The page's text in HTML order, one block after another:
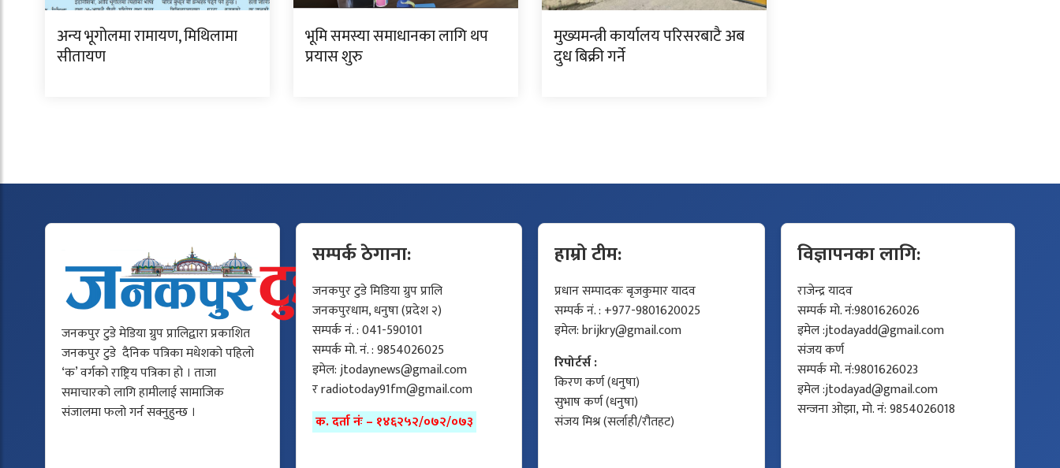
अन्य भूगोलमा रामायण, मिथिलामा
सीतायण
भूमि समस्या समाधानका लागि थप
प्रयास शुरु
मुख्यमन्त्री कार्यालय परिसरबाटै अब
दुध बिक्री गर्ने
जनकपुर टुडे मेडिया ग्रुप प्रालिद्वारा प्रकाशित
जनकपुर टुडे दैनिक पत्रिका मधेशको पहिलो
‘क’ वर्गको राष्ट्रिय पत्रिका हो । ताजा
समाचारको लागि हामीलाई सामाजिक
संजालमा फलो गर्न सक्नुहुन्छ ।
सम्पर्क ठेगाना:
जनकपुर टुडे मिडिया ग्रुप प्रालि
जनकपुरधाम, धनुषा (प्रदेश २)
सम्पर्क नं. : 041-590101
सम्पर्क मो. नं. : 9854026025
इमेल:jtodaynews@gmail.com
रradiotoday91fm@gmail.com
क. दर्ता नंः – १४६२५२/०७२/०७३
हाम्रो टीम:
प्रधान सम्पादकः बृजकुमार यादव
सम्पर्क नं. : +977-9801620025
इमेल:brijkry@gmail.com
रिपोर्टर्स :
किरण कर्ण (धनुषा)
सुभाष कर्ण (धनुषा)
संजय मिश्र (सर्लाही/रौतहट)
विज्ञापनका लागि:
राजेन्द्र यादव
सम्पर्क मो. नं:9801626026
इमेल :jtodayadd@gmail.com
संजय कर्ण
सम्पर्क मो. नं:9801626023
इमेल :jtodayad@gmail.com
सन्जना ओझा, मो. नं: 9854026018